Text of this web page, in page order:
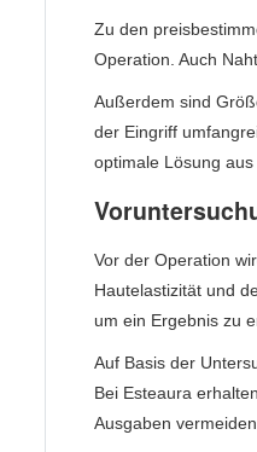
Zu den
Operation. Auch
Außerdem sind
der Eingriff
optimale Lösung
Vor der Operation
Hautelastizität und
um ein Ergebnis zu
Auf Basis der
Bei Esteaura
Ausgaben